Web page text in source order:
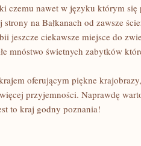
czemu nawet w języku którym się
na Bałkanach od zawsze
jeszcze ciekawsze miejsce do
mnóstwo świetnych zabytków
oferującym piękne
przyjemności. Naprawdę
to kraj godny poznania!